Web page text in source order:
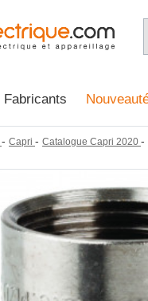
Fabricants
- Capri - Catalogue Capri 2020 -